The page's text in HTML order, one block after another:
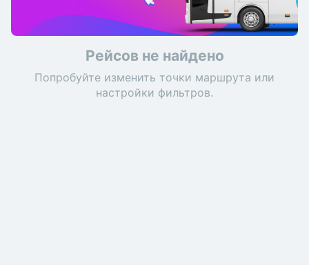
Рейсов не найдено
Попробуйте изменить точки маршрута или
настройки фильтров.